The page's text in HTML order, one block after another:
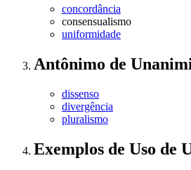
concordância
consensualismo
uniformidade
Antônimo de
dissenso
divergência
pluralismo
Exemplos de Uso de